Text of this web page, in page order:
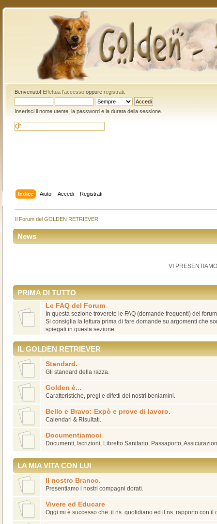
Benvenuto! Effettua l'accessooppure registrati.
Inserisci il nome utente, la password e la durata della sessione.
Indice Aiuto Accedi Registrati
Il Forum del GOLDEN RETRIEVER
News
VI
PRIMA DI TUTTO
Le FAQ del Forum
In questa sezione troverete le FAQ (domande frequenti) del
Si consiglia la lettura prima di fare domande su argomenti che
spiegati in questa sezione.
IL GOLDEN RETRIEVER
Standard.
Gli standard della razza.
Golden è...
Caratteristiche, pregi e difetti dei nostri beniamini.
Bello e Bravo: Expò e prove di lavoro.
Calendari & Risultati.
Documentiamoci
Documenti, Iscrizioni, Libretto Sanitario, Passaporto,
LA MIA VITA CON LUI
Il nostro Branco.
Presentiamo i nostri compagni dorati.
Vivere ed Educare
Oggi mi è successo che: il ns. quotidiano ed il ns. rapporto con il